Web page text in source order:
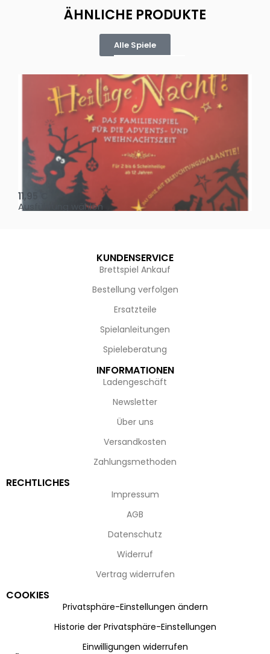
ÄHNLICHE PRODUKTE
Alle Spiele
Oh, heilige Nacht!
11,95
Ausführung wählen
KUNDENSERVICE
Brettspiel Ankauf
Bestellung verfolgen
Ersatzteile
Spielanleitungen
Spieleberatung
INFORMATIONEN
Ladengeschäft
Newsletter
Über uns
Versandkosten
Zahlungsmethoden
RECHTLICHES
Impressum
AGB
Datenschutz
Widerruf
Vertrag widerrufen
COOKIES
Privatsphäre-Einstellungen ändern
Historie der Privatsphäre-Einstellungen
Einwilligungen widerrufen